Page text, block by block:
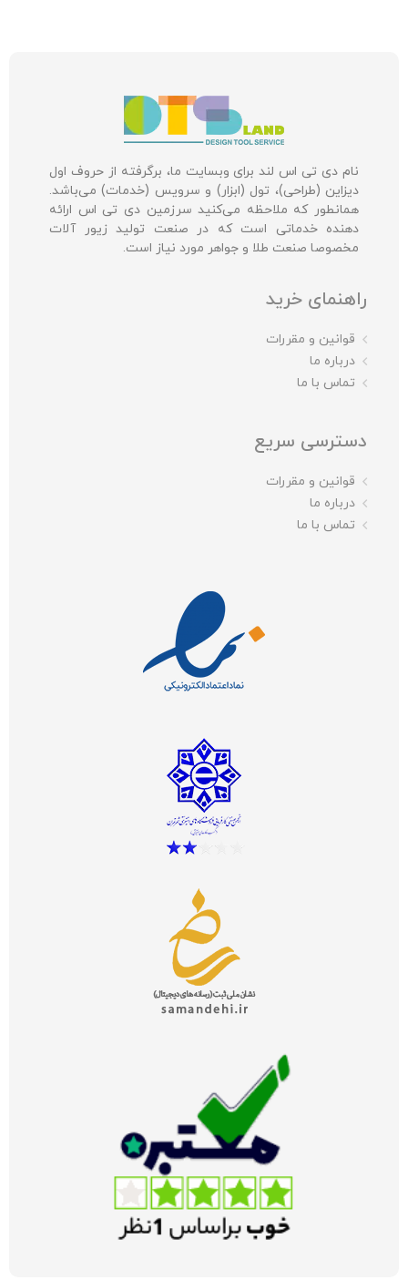
نام دی تی اس لند برای وبسایت ما، برگرفته از حروف اول
دیزاین (طراحی)، تول (ابزار) و سرویس (خدمات) می‌باشد.
همانطور که ملاحظه می‌کنید سرزمین دی تی اس ارائه
دهنده خدماتی است که در صنعت تولید زیور آلات
مخصوصا صنعت طلا و جواهر مورد نیاز است.
راهنمای خرید
قوانین و مقررات
درباره ما
تماس با ما
دسترسی سریع
قوانین و مقررات
درباره ما
تماس با ما